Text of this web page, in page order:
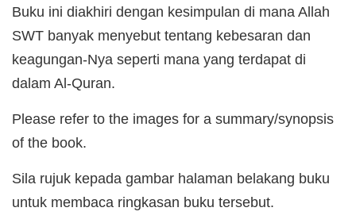
Buku ini diakhiri dengan kesimpulan di mana Allah
SWT banyak menyebut tentang kebesaran dan
keagungan-Nya seperti mana yang terdapat di
dalam Al-Quran.
Please refer to the images for a summary/synopsis
of the book.
Sila rujuk kepada gambar halaman belakang buku
untuk membaca ringkasan buku tersebut.